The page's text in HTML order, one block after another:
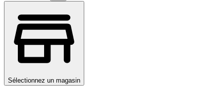
Sélectionnez un magasin